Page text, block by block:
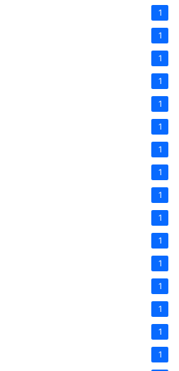
1
1
1
1
1
1
1
1
1
1
1
1
1
1
1
1